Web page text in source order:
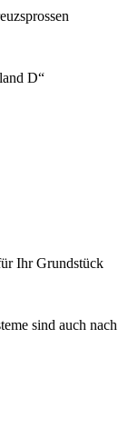
D“
Ihr Grundstück
sind auch nach